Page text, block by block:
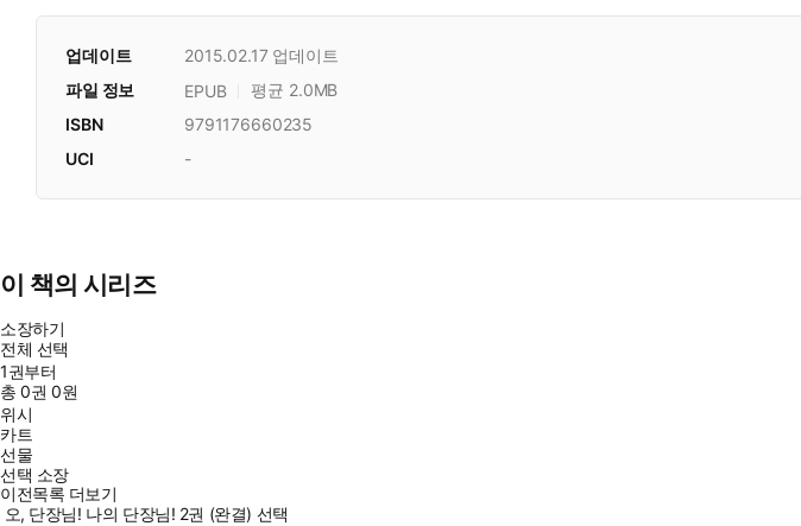
업데이트 2015.02.17업데이트
파일 정보 EPUB
평균 2.0MB
ISBN
9791176660235
UCI
-
이 책의 시리즈
소장하기
전체 선택
1권부터
총0권 0원
위시
카트
선물
선택 소장
이전목록 더보기
오, 단장님! 나의 단장님! 2권 (완결) 선택